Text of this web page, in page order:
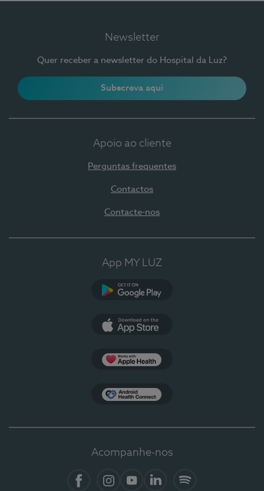
Newsletter
Quer receber a newsletter do Hospital da Luz?
Subscreva aqui
Apoio ao cliente
Perguntas frequentes
Contactos
Contacte-nos
App MY LUZ
Acompanhe-nos